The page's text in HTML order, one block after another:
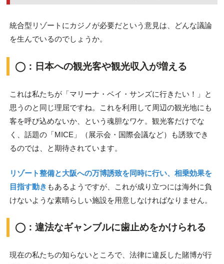
統合型リゾートにカジノが必要だという意見は、どんな議論
を生んでいるのでしょうか。
◯：日本への観光客や観光収入が増える
これは私たちが「マリーナ・ベイ・サンズに行きたい！」と
思うのと同じ理屈ですね。これを利用して周辺の観光地にも
客を呼び込めないか、という魂胆なワケ。観光客だけでな
く、話題の「MICE」（展示会・国際会議など）も誘致でき
るのでは、と期待されています。
リゾート整備と大阪への万博誘致を同時に行い、相乗効果を
目指す動き もあるようですが、これが成り立つには海外に負
けないような素晴らしい施設を用意しなければなりません。
◯：違法なギャンブルに歯止めをかけられる
現在の私たちの知らないところで、法律に違反した賭博が行